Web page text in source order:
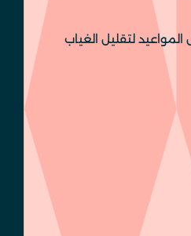
المواعيد لتقليل الغياب